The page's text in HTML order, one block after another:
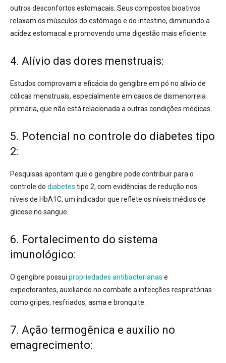
outros desconfortos estomacais. Seus compostos bioativos
relaxam os músculos do estômago e do intestino, diminuindo a
acidez estomacal e promovendo uma digestão mais eficiente.
4. Alívio das dores menstruais:
Estudos comprovam a eficácia do gengibre em pó no alívio de
cólicas menstruais, especialmente em casos de dismenorreia
primária, que não está relacionada a outras condições médicas.
5. Potencial no controle do diabetes tipo
2:
Pesquisas apontam que o gengibre pode contribuir para o
controle do diabetes tipo 2, com evidências de redução nos
níveis de HbA1C, um indicador que reflete os níveis médios de
glicose no sangue.
6. Fortalecimento do sistema
imunológico:
O gengibre possui propriedades antibacterianas e
expectorantes, auxiliando no combate a infecções respiratórias
como gripes, resfriados, asma e bronquite.
7. Ação termogênica e auxílio no
emagrecimento: